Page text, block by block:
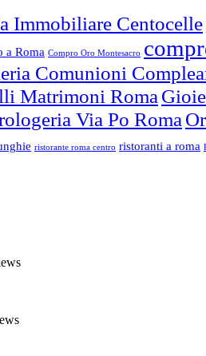
Immobiliare Centocelle
a Roma Compro Oro Montesacro
Comunioni
Matrimoni Roma
Via Po Roma
ristorante roma centro ristoranti a roma